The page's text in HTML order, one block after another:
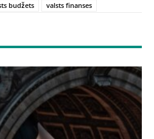
budžets valsts finanses